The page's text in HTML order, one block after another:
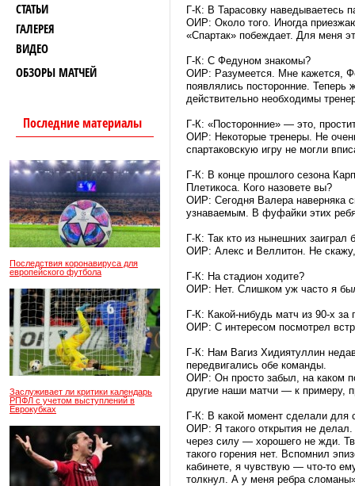
СТАТЬИ
ГАЛЕРЕЯ
ВИДЕО
ОБЗОРЫ МАТЧЕЙ
Последние материалы
Последствия коронавируса для
европейского футбола
Заслуживает ли критики календарь
РПФЛ с учетом выступлений в
Еврокубках
Г-К: В Тарасовку наведываетесь
ОИР: Около того. Иногда
«Спартак» побеждает. Для меня
Г-К: С Федуном знакомы?
ОИР: Разумеется. Мне кажется,
появлялись посторонние.
действительно необходимы
Г-К: «Посторонние» — это,
ОИР: Некоторые тренеры. Не
спартаковскую игру не могли
Г-К: В конце прошлого сезона
Плетикоса. Кого назовете вы?
ОИР: Сегодня Валера наверняка
узнаваемым. В фуфайки этих
Г-К: Так кто из нынешних заиграл
ОИР: Алекс и Веллитон. Не скажу,
Г-К: На стадион ходите?
ОИР: Нет. Слишком уж часто я
Г-К: Какой-нибудь матч из 90-х
ОИР: С интересом посмотрел
Г-К: Нам Вагиз Хидиятуллин
передвигались обе команды.
ОИР: Он просто забыл, на каком
другие наши матчи — к примеру,
Г-К: В какой момент сделали для
ОИР: Я такого открытия не
через силу — хорошего не жди.
такого горения нет. Вспомнил
кабинете, я чувствую — что-то
толкнул. А у меня ребра